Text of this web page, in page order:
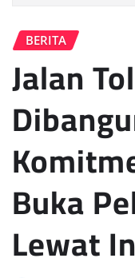
BERITA
Jalan
Buka
Lewat